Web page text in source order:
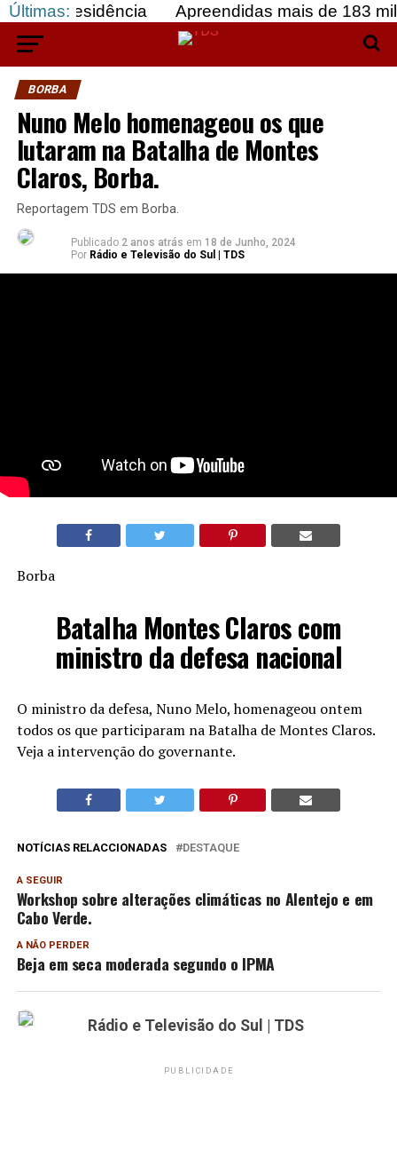
Últimas:
em residência Apreendidas mais de 183 mil
BORBA
Nuno Melo homenageou os que
lutaram na Batalha de Montes
Claros, Borba.
Reportagem TDS em Borba.
Publicado 2 anos atrás em 18 de Junho, 2024
Por Rádio e Televisão do Sul | TDS
Borba
Batalha Montes Claros com
ministro da defesa nacional
O ministro da defesa, Nuno Melo, homenageou ontem
todos os que participaram na Batalha de Montes Claros.
Veja a intervenção do governante.
NOTÍCIAS RELACCIONADAS DESTAQUE
A SEGUIR
Workshop sobre alterações climáticas no Alentejo e em
Cabo Verde.
A NÃO PERDER
Beja em seca moderada segundo o IPMA
Rádio e Televisão do Sul | TDS
PUBLICIDADE